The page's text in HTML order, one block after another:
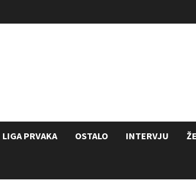
LIGA PRVAKA OSTALO INTERVJU